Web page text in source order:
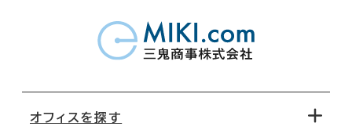
オフィスを探す